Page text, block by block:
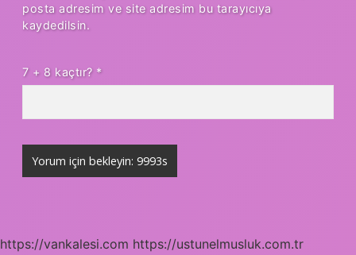
posta adresim ve site adresim bu tarayıcıya
kaydedilsin.
7 + 8 kaçtır? *
https://vankalesi.com https://ustunelmusluk.com.tr